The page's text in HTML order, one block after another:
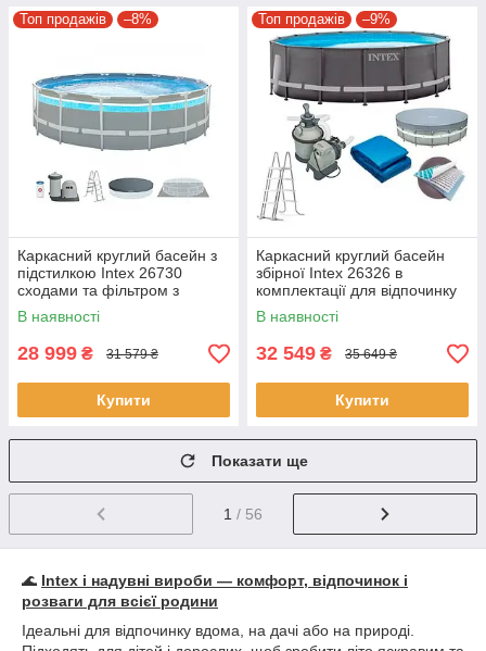
Топ продажів –8%
Каркасний круглий басейн з
підстилкою Intex 26730
сходами та фільтром з
тентом 488х122 см на 19156
л сірий
В наявності
28 999 ₴ 31 579 ₴
Купити
Топ продажів –9%
Каркасний круглий басейн
збірної Intex 26326 в
комплектації для відпочинку
488х122 см на 19156 л сірий
В наявності
32 549 ₴ 35 649 ₴
Купити
Показати ще
1 / 56
🌊 Intex і надувні вироби — комфорт, відпочинок і
розваги для всієї родини
Ідеальні для відпочинку вдома, на дачі або на природі.